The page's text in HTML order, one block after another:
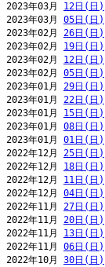
2023年03月 12日(日)
2023年03月 05日(日)
2023年02月 26日(日)
2023年02月 19日(日)
2023年02月 12日(日)
2023年02月 05日(日)
2023年01月 29日(日)
2023年01月 22日(日)
2023年01月 15日(日)
2023年01月 08日(日)
2023年01月 01日(日)
2022年12月 25日(日)
2022年12月 18日(日)
2022年12月 11日(日)
2022年12月 04日(日)
2022年11月 27日(日)
2022年11月 20日(日)
2022年11月 13日(日)
2022年11月 06日(日)
2022年10月 30日(日)